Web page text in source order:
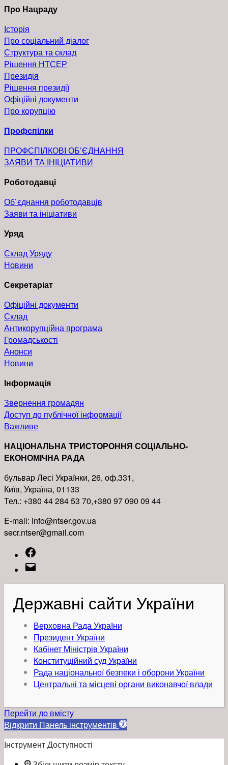
Про Нацраду
Історія
Про соціальний діалог
Структура та склад
Рішення НТСЕР
Президія
Pішення президії
Офіційні документи
Про корупцію
Профспілки
ПРОФСПІЛКОВІ ОБ’ЄДНАННЯ
ЗАЯВИ ТА ІНІЦІАТИВИ
Роботодавці
Об`єднання роботодавців
Заяви та ініціативи
Уряд
Склад Уряду
Новини
Секретаріат
Офіційні документи
Склад
Антикорупційна програма
Громадськості
Анонси
Новини
Інформація
Звернення громадян
Доступ до публічної інформації
Важливе
НАЦІОНАЛЬНА ТРИСТОРОННЯ СОЦІАЛЬНО-
ЕКОНОМІЧНА РАДА
бульвар Лесі Українки, 26, оф.331,
Київ, Україна, 01133
Тел.: +380 44 284 53 70,+380 97 090 09 44
E-mail: info@ntser.gov.ua
secr.ntser@gmail.com
Державні сайти України
Верховна Рада України
Президент України
Кабінет Міністрів України
Конституційний суд України
Рада національної безпеки і оборони України
Центральні та місцеві органи виконавчої влади
Перейти до вмісту
Відкрити Панель інструментів
Інструмент Доступності